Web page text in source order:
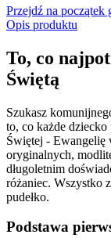
Przejdź na początek
Opis produktu
To, co
Świętą
Szukasz
to, co każde
Świętej - Ewangelię
oryginalnych,
długoletnim
różaniec. Wszystko
pudełko.
Podstawa